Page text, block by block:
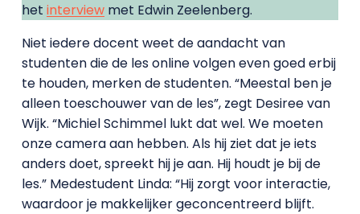
het interviewmet Edwin Zeelenberg.
Niet iedere docent weet de aandacht van
studenten die de les online volgen even goed erbij
te houden, merken de studenten. “Meestal ben je
alleen toeschouwer van de les”, zegt Desiree van
Wijk. “Michiel Schimmel lukt dat wel. We moeten
onze camera aan hebben. Als hij ziet dat je iets
anders doet, spreekt hij je aan. Hij houdt je bij de
les.” Medestudent Linda: “Hij zorgt voor interactie,
waardoor je makkelijker geconcentreerd blijft.